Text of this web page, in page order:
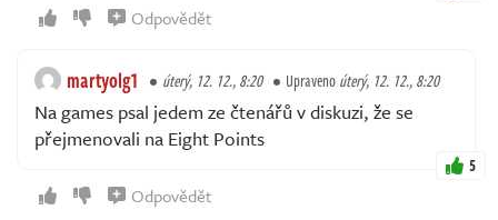
Odpovědět
martyolg1 úterý, 12. 12., 8:20 Upravenoúterý, 12. 12., 8:20
Na games psal jedem ze čtenářů v diskuzi, že se
přejmenovali na Eight Points
5
Odpovědět